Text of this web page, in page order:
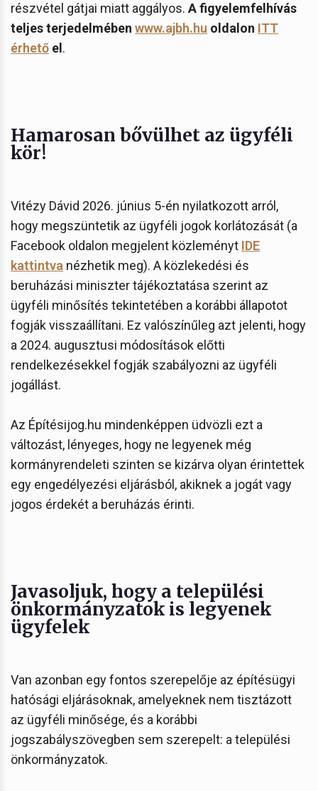
részvétel gátjai miatt aggályos. A figyelemfelhívás
teljes terjedelmében www.ajbh.hu oldalon ITT
érhető el .
Hamarosan bővülhet az ügyféli
kör!
Vitézy Dávid 2026. június 5-én nyilatkozott arról,
hogy megszüntetik az ügyféli jogok korlátozását (a
Facebook oldalon megjelent közleményt IDE
kattintva nézhetik meg). A közlekedési és
beruházási miniszter tájékoztatása szerint az
ügyféli minősítés tekintetében a korábbi állapotot
fogják visszaállítani. Ez valószínűleg azt jelenti, hogy
a 2024. augusztusi módosítások előtti
rendelkezésekkel fogják szabályozni az ügyféli
jogállást.
Az Építésijog.hu mindenképpen üdvözli ezt a
változást, lényeges, hogy ne legyenek még
kormányrendeleti szinten se kizárva olyan érintettek
egy engedélyezési eljárásból, akiknek a jogát vagy
jogos érdekét a beruházás érinti.
Javasoljuk, hogy a települési
önkormányzatok is legyenek
ügyfelek
Van azonban egy fontos szerepelője az építésügyi
hatósági eljárásoknak, amelyeknek nem tisztázott
az ügyféli minősége, és a korábbi
jogszabályszövegben sem szerepelt: a települési
önkormányzatok.